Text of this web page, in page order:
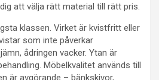
att välja rätt material till rätt pris.
klassen. Virket är kvistfritt eller
som inte påverkar
ådringen vacker. Ytan är
Möbelkvalitet används till
är avgörande – bänkskivor,